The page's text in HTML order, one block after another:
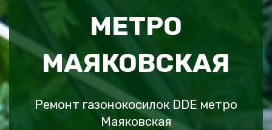
МЕТРО
МАЯКОВСКАЯ
Ремонт газонокосилок DDE метро
Маяковская